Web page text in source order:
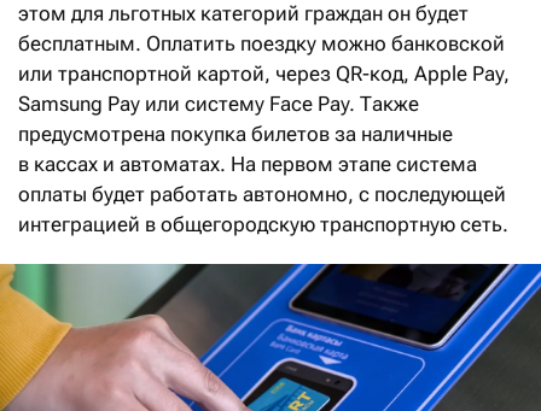
этом для льготных категорий граждан он будет
бесплатным. Оплатить поездку можно банковской
или транспортной картой, через QR-код, Apple Pay,
Samsung Pay или систему Face Pay. Также
предусмотрена покупка билетов за наличные
в кассах и автоматах. На первом этапе система
оплаты будет работать автономно, с последующей
интеграцией в общегородскую транспортную сеть.